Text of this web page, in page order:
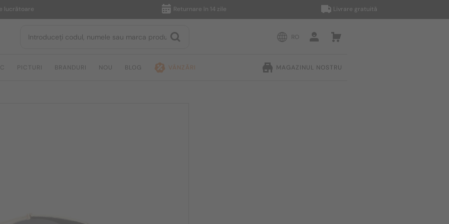
Returnare în 14 zile Livrare gratuită
RO
PICTURI BRANDURI NOU BLOG VÂNZĂRI MAGAZINUL NOSTRU